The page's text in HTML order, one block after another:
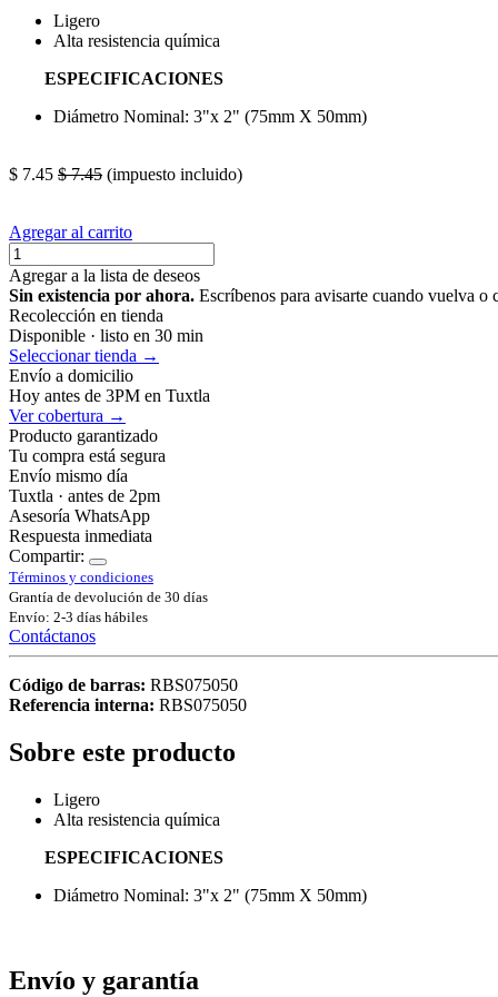
Ligero
Alta resistencia química
ESPECIFICACIONES
Diámetro Nominal: 3"x 2" (75mm X 50mm)
$ 7.45 $7.45 (impuesto incluido)
Agregar al carrito
Agregar a la lista de deseos
Sin existencia por ahora. Escríbenos para avisarte cuando vuelva o
Recolección en tienda
Disponible · listo en 30 min
Seleccionar tienda →
Envío a domicilio
Hoy antes de 3PM en Tuxtla
Ver cobertura →
Producto garantizado
Tu compra está segura
Envío mismo día
Tuxtla · antes de 2pm
Asesoría WhatsApp
Respuesta inmediata
Compartir:
Términos y condiciones
Grantía de devolución de 30 días
Envío: 2-3 días hábiles
Contáctanos
Código de barras: RBS075050
Referencia interna: RBS075050
Sobre este producto
Ligero
Alta resistencia química
ESPECIFICACIONES
Diámetro Nominal: 3"x 2" (75mm X 50mm)
Envío y garantía